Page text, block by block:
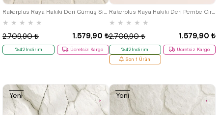
Rakerplus Raya Hakiki Deri Gümüş Simli Cırtlı Kız Bebek Bot
★ ★ ★ ★ ★
1.579,90 ₺
2.709,90 ₺
%42İndirim Ücretsiz Kargo
Rakerplus Raya Hakiki Deri Pembe Cırtlı Kız Bebek Bot
★ ★ ★ ★ ★
1.579,90 ₺
2.709,90 ₺
%42İndirim Ücretsiz Kargo
Son 1 Ürün
Yeni
Ürün
Yeni
Ürün